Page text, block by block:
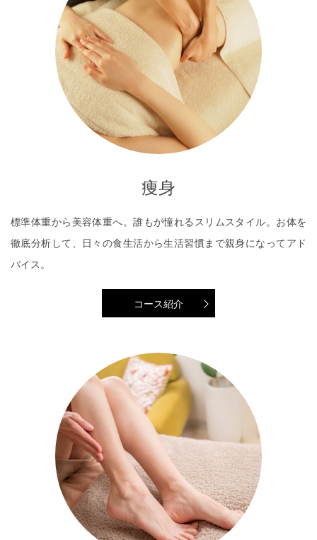
痩身
標準体重から美容体重へ。誰もが憧れるスリムスタイル。お体を
徹底分析して、日々の食生活から生活習慣まで親身になってアド
バイス。
コース紹介